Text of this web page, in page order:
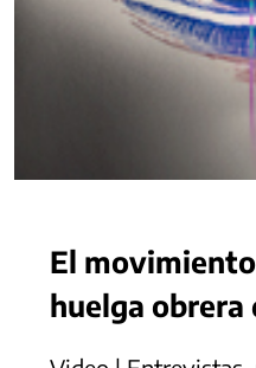
El
huelga obrera